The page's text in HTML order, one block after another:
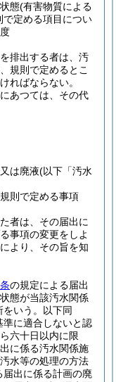
態(有害物質による
で定める項目につい
排出する者は、汚
規則で定めるとこ
ればならない。
あつては、その代
は廃液(以下「汚水
則で定める事項
者は、その届出に
事項の変更をしよ
より、その旨を知
の規定による届出
態が当該汚水関係
いう。以下同
準に適合しないと認
六十日以内に限
に係る汚水関係施
水等の処理の方法
届出に係る計画の廃